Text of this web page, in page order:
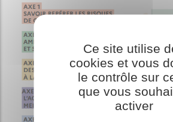
Ce site utilise
cookies et vous
le contrôle sur
que vous
activer